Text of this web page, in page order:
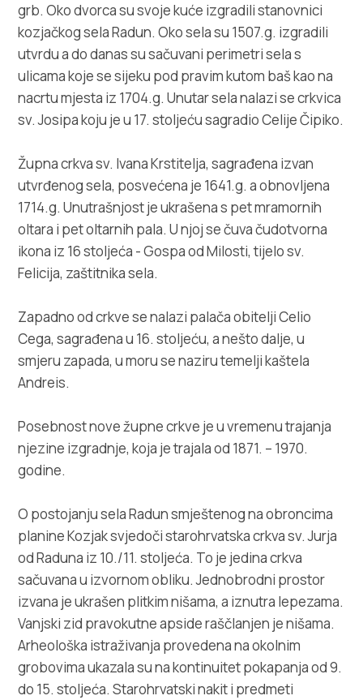
+385 21 227 933
info@kastela-info.hr
Kutak za iznajmljivače
Villa Nika, Kamberovo šetalište 30, 21216
Kaštel Stari, Hrvatska
grb. Oko dvorca su svoje kuće izgradili stanovnici
kozjačkog sela Radun. Oko sela su 1507.g. izgradili
utvrdu a do danas su sačuvani perimetri sela s
ulicama koje se sijeku pod pravim kutom baš kao na
nacrtu mjesta iz 1704.g. Unutar sela nalazi se crkvica
sv. Josipa koju je u 17. stoljeću sagradio Celije Čipiko.
Župna crkva sv. Ivana Krstitelja, sagrađena izvan
utvrđenog sela, posvećena je 1641.g. a obnovljena
1714.g. Unutrašnjost je ukrašena s pet mramornih
oltara i pet oltarnih pala. U njoj se čuva čudotvorna
ikona iz 16 stoljeća - Gospa od Milosti, tijelo sv.
Felicija, zaštitnika sela.
Zapadno od crkve se nalazi palača obitelji Celio
Cega, sagrađena u 16. stoljeću, a nešto dalje, u
smjeru zapada, u moru se naziru temelji kaštela
Andreis.
Posebnost nove župne crkve je u vremenu trajanja
njezine izgradnje, koja je trajala od 1871. – 1970.
godine.
O postojanju sela Radun smještenog na obroncima
planine Kozjak svjedoči starohrvatska crkva sv. Jurja
od Raduna iz 10./11. stoljeća. To je jedina crkva
sačuvana u izvornom obliku. Jednobrodni prostor
izvana je ukrašen plitkim nišama, a iznutra lepezama.
Vanjski zid pravokutne apside raščlanjen je nišama.
Arheološka istraživanja provedena na okolnim
grobovima ukazala su na kontinuitet pokapanja od 9.
do 15. stoljeća. Starohrvatski nakit i predmeti